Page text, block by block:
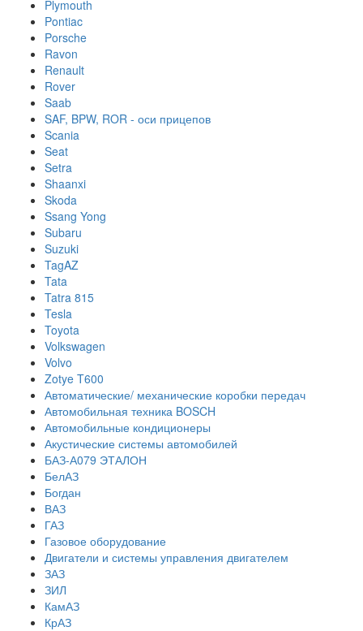
Plymouth
Pontiac
Porsche
Ravon
Renault
Rover
Saab
SAF, BPW, ROR - оси прицепов
Scania
Seat
Setra
Shaanxi
Skoda
Ssang Yong
Subaru
Suzuki
TagAZ
Tata
Tatra 815
Tesla
Toyota
Volkswagen
Volvo
Zotye T600
Автоматические/ механические коробки передач
Автомобильная техника BOSCH
Автомобильные кондиционеры
Акустические системы автомобилей
БАЗ-А079 ЭТАЛОН
БелАЗ
Богдан
ВАЗ
ГАЗ
Газовое оборудование
Двигатели и системы управления двигателем
ЗАЗ
ЗИЛ
КамАЗ
КрАЗ